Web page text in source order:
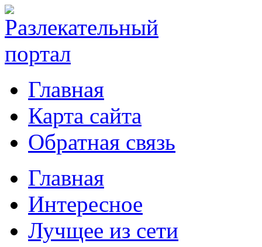
Главная
Карта сайта
Обратная связь
Главная
Интересное
Лучщее из сети